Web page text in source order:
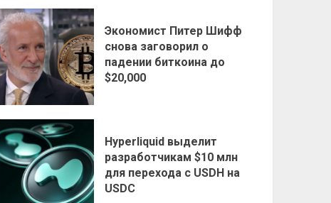
Экономист Питер Шифф
снова заговорил о
падении биткоина до
$20,000
Hyperliquid выделит
разработчикам $10 млн
для перехода с USDH на
USDC